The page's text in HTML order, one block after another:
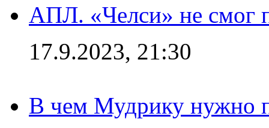
АПЛ. «Челси» не смог
17.9.2023, 21:30
В чем Мудрику нужно